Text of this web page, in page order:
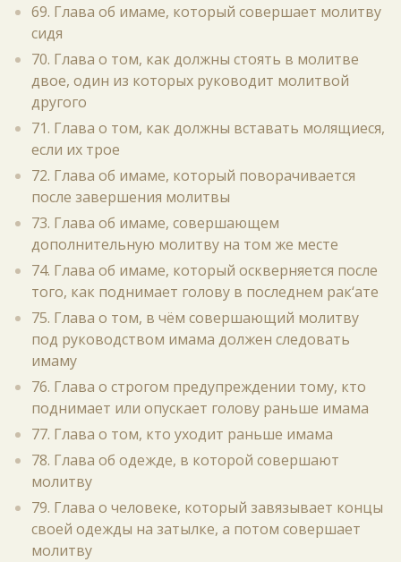
69. Глава об имаме, который совершает молитву
сидя
70. Глава о том, как должны стоять в молитве
двое, один из которых руководит молитвой
другого
71. Глава о том, как должны вставать молящиеся,
если их трое
72. Глава об имаме, который поворачивается
после завершения молитвы
73. Глава об имаме, совершающем
дополнительную молитву на том же месте
74. Глава об имаме, который оскверняется после
того, как поднимает голову в последнем рак‘ате
75. Глава о том, в чём совершающий молитву
под руководством имама должен следовать
имаму
76. Глава о строгом предупреждении тому, кто
поднимает или опускает голову раньше имама
77. Глава о том, кто уходит раньше имама
78. Глава об одежде, в которой совершают
молитву
79. Глава о человеке, который завязывает концы
своей одежды на затылке, а потом совершает
молитву